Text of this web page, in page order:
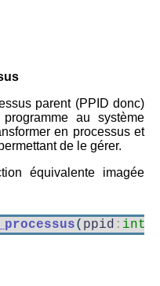
parent (PPID donc)
au système
en processus et
de le gérer.
équivalente imagée
( ppid : int